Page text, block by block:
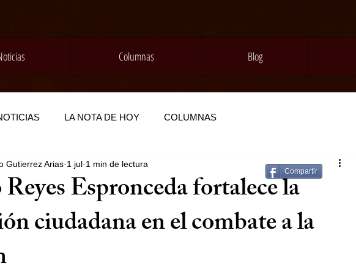
Columnas Blog
LA NOTA DE HOY COLUMNAS
Espronceda fortalece la
ciudadana en el combate a la
Gutierrez Arias 1 jul 1 min de lectura
Compartir